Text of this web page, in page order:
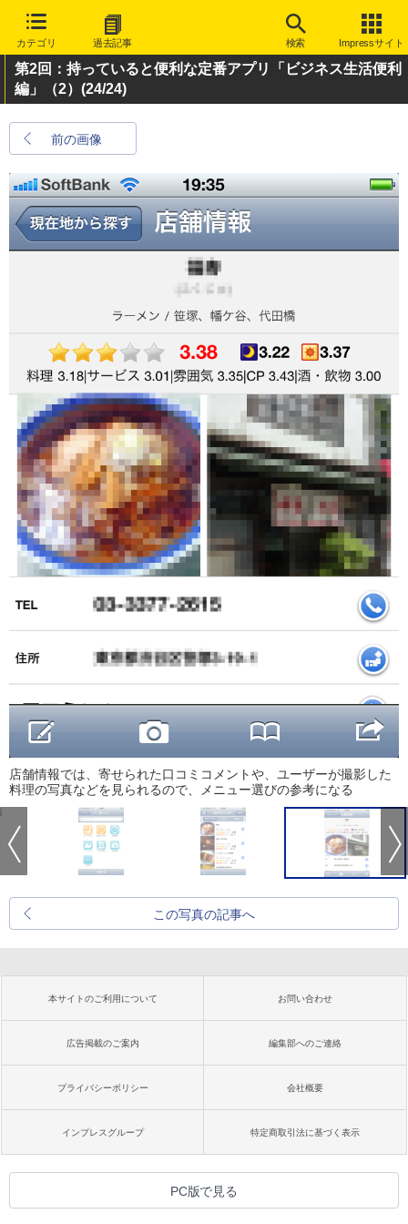
カテゴリ 過去記事 検索 Impressサイト
第2回：持っていると便利な定番アプリ「ビジネス生活便利
編」（2） (24/24)
前の画像
店舗情報では、寄せられた口コミコメントや、ユーザーが撮影した
料理の写真などを見られるので、メニュー選びの参考になる
この写真の記事へ
本サイトのご利用について お問い合わせ
広告掲載のご案内 編集部へのご連絡
プライバシーポリシー 会社概要
インプレスグループ 特定商取引法に基づく表示
PC版で見る